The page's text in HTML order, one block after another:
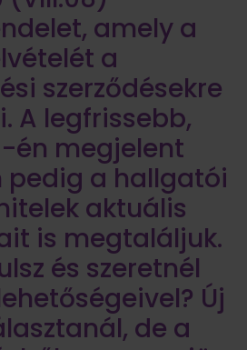
amely a
a
szerződésekre
A legfrissebb,
én megjelent
pedig a hallgatói
aktuális
is megtaláljuk.
és szeretnél
Új
de a